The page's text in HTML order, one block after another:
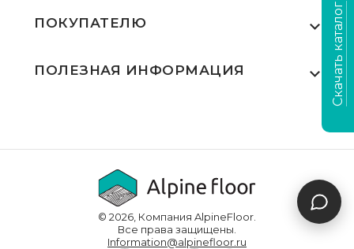
ПОКУПАТЕЛЮ
Где купить
Выполненные проекты
Доставка и оплата
ПОЛЕЗНАЯ ИНФОРМАЦИЯ
Видеообзоры
Для дилеров
Инструкции по укладке
© 2026, Компания AlpineFloor.
Все права защищены.
Information@alpinefloor.ru
Скачать каталог